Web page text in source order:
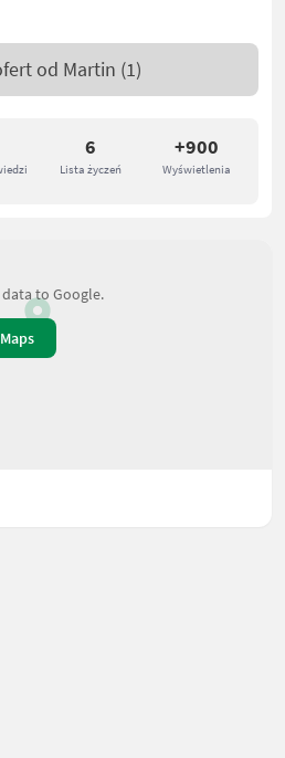
6
Lista życzeń
+900
Wyświetlenia
od Martin (1)
to Google.